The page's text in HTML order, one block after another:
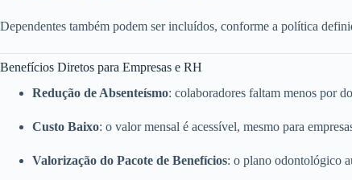
Dependentes também podem ser incluídos, conforme a política
Benefícios Diretos para Empresas e RH
Redução de Absenteísmo: colaboradores faltam menos por
Custo Baixo: o valor mensal é acessível, mesmo para
Valorização do Pacote de Benefícios: o plano odontológico